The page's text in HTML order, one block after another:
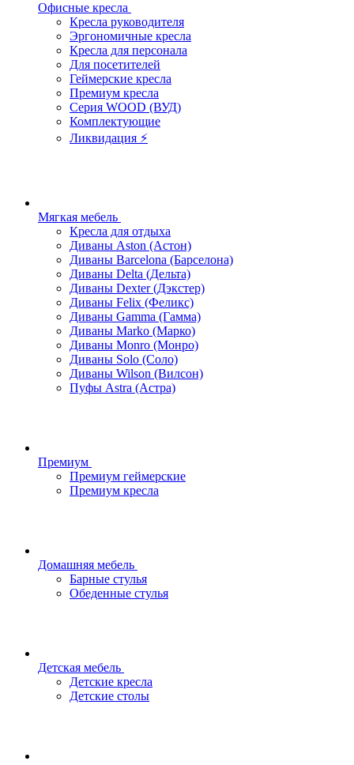
Офисные кресла
Кресла руководителя
Эргономичные кресла
Кресла для персонала
Для посетителей
Геймерские кресла
Премиум кресла
Серия WOOD (ВУД)
Комплектующие
Ликвидация ⚡
Мягкая мебель
Кресла для отдыха
Диваны Aston (Астон)
Диваны Barcelona (Барселона)
Диваны Delta (Дельта)
Диваны Dexter (Дэкстер)
Диваны Felix (Феликс)
Диваны Gamma (Гамма)
Диваны Marko (Марко)
Диваны Monro (Монро)
Диваны Solo (Соло)
Диваны Wilson (Вилсон)
Пуфы Astra (Астра)
Премиум
Премиум геймерские
Премиум кресла
Домашняя мебель
Барные стулья
Обеденные стулья
Детская мебель
Детские кресла
Детские столы